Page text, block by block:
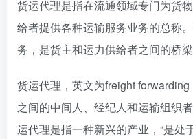
货运代理是指在流通领域专门为货
给者提供各种运输服务业务的总称
务，是货主和运力供给者之间的桥梁
货运代理，英文为freight forwarding
之间的中间人、经纪人和运输组织
运代理是指一种新兴的产业，“是处